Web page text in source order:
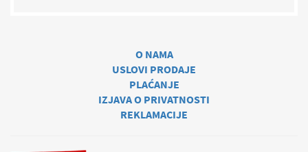
O NAMA
USLOVI PRODAJE
PLAĆANJE
IZJAVA O PRIVATNOSTI
REKLAMACIJE